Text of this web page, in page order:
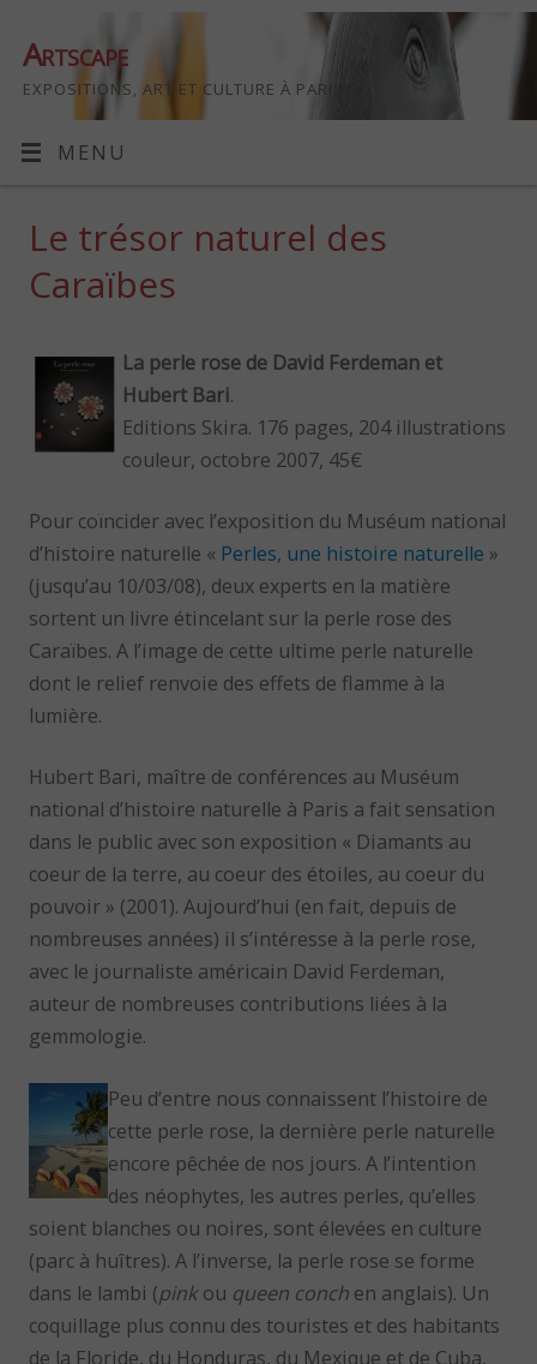
Artscape
EXPOSITIONS, ART ET CULTURE À PARIS
MENU
Le trésor naturel des
Caraïbes
La perle rose de David Ferdeman et
Hubert Bari.
Editions Skira. 176 pages, 204 illustrations
couleur, octobre 2007, 45€
Pour coïncider avec l’exposition du Muséum national
d’histoire naturelle « Perles, une histoire naturelle »
(jusqu’au 10/03/08), deux experts en la matière
sortent un livre étincelant sur la perle rose des
Caraïbes. A l’image de cette ultime perle naturelle
dont le relief renvoie des effets de flamme à la
lumière.
Hubert Bari, maître de conférences au Muséum
national d’histoire naturelle à Paris a fait sensation
dans le public avec son exposition « Diamants au
coeur de la terre, au coeur des étoiles, au coeur du
pouvoir » (2001). Aujourd’hui (en fait, depuis de
nombreuses années) il s’intéresse à la perle rose,
avec le journaliste américain David Ferdeman,
auteur de nombreuses contributions liées à la
gemmologie.
Peu d’entre nous connaissent l’histoire de
cette perle rose, la dernière perle naturelle
encore pêchée de nos jours. A l’intention
des néophytes, les autres perles, qu’elles
soient blanches ou noires, sont élevées en culture
(parc à huîtres). A l’inverse, la perle rose se forme
dans le lambi (pinkou queen conch en anglais). Un
coquillage plus connu des touristes et des habitants
de la Floride, du Honduras, du Mexique et de Cuba,